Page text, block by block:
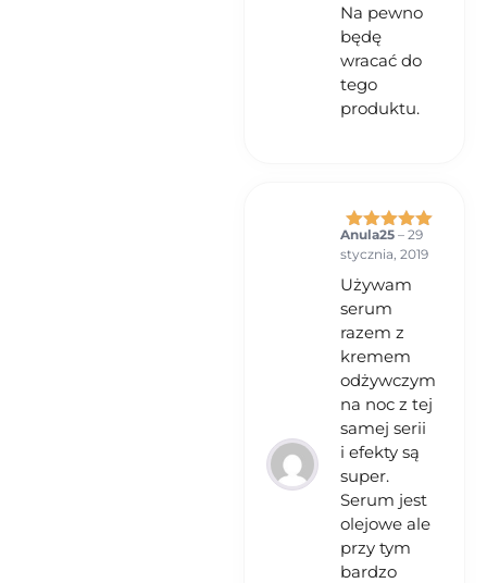
Na pewno
będę
wracać do
tego
produktu.
Oceniono5
na 5
Anula25 – 29
stycznia, 2019
Używam
serum
razem z
kremem
odżywczym
na noc z tej
samej serii
i efekty są
super.
Serum jest
olejowe ale
przy tym
bardzo